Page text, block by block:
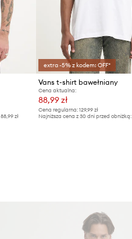
88,99 zł
extra -5% z kodem: OFF*
Vans t-shirt bawełniany
Cena aktualna:
88,99 zł
Cena regularna: 129,99 zł
Najniższa cena z 30 dni przed obniżką: